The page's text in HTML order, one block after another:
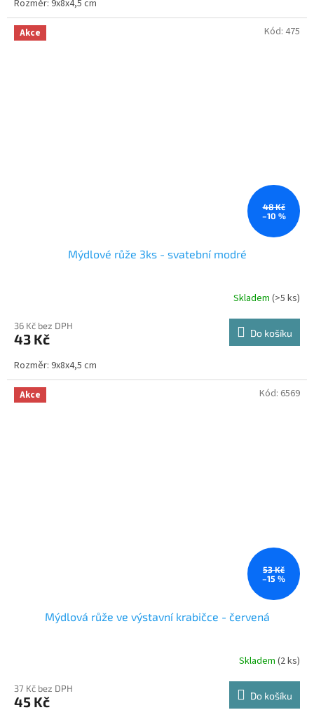
z
5
hvězdiček.
Rozměr: 9x8x4,5 cm
Akce
48 Kč
–10 %
Mýdlové růže 3ks - svatební modré
produktu
je
z
5
hvězdiček.
Skladem(>5 ks)
36 Kč bez DPH
43 Kč Do košíku
Rozměr: 9x8x4,5 cm
Kód: 475
Akce
53 Kč
–15 %
Mýdlová růže ve výstavní krabičce - červená
Skladem (2 ks)
37 Kč bez DPH
45 Kč Do košíku
Kód: 6569